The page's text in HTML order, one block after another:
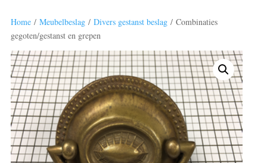
Home/ Meubelbeslag/ Divers gestanst beslag/ Combinaties
gegoten/gestanst en grepen